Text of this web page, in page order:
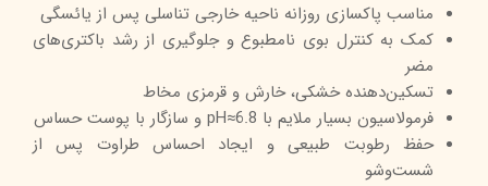
مناسب پاکسازی روزانه ناحیه خارجی تناسلی پس از یائسگی
کمک به کنترل بوی نامطبوع و جلوگیری از رشد باکتری‌های
مضر
تسکین‌دهنده خشکی، خارش و قرمزی مخاط
فرمولاسیون بسیار ملایم با pH≈6.8 و سازگار با پوست حساس
حفظ رطوبت طبیعی و ایجاد احساس طراوت پس از
شست‌وشو